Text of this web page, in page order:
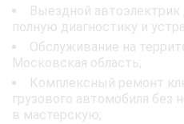
Выездной
полную диагностику и
Обслуживание на
Московская область;
Комплексный ремонт
грузового автомобиля без
в мастерскую;